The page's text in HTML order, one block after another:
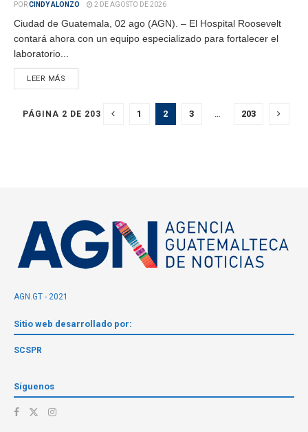
PORCINDY ALONZO 2 DE AGOSTO DE 2026
Ciudad de Guatemala, 02 ago (AGN). – El Hospital Roosevelt
contará ahora con un equipo especializado para fortalecer el
laboratorio...
LEER MÁS
PÁGINA 2 DE 203 1 2 3 … 203
AGN.GT - 2021
Sitio web desarrollado por:
SCSPR
Síguenos